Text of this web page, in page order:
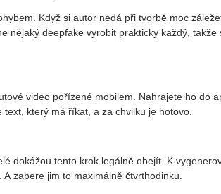
Když si autor nedá při tvorbě moc
nějaký deepfake vyrobit prakticky každý, takže
video pořízené mobilem. Nahrajete ho do
který má říkat, a za chvilku je hotovo.
dokážou tento krok legálně obejít. K
zabere jim to maximálně čtvrthodinku.